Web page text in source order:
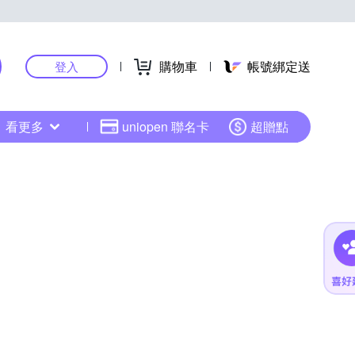
登入 購物車 帳號綁定送
看更多 uniopen 聯名卡 超贈點